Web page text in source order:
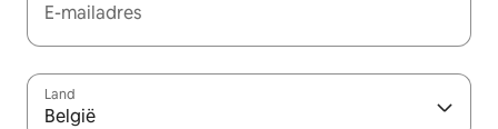
E-mailadres
Land
België